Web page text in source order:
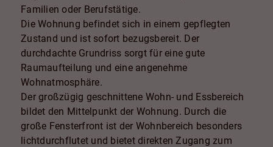
Familien oder Berufstätige.
Die Wohnung befindet sich in einem gepflegten
Zustand und ist sofort bezugsbereit. Der
durchdachte Grundriss sorgt für eine gute
Raumaufteilung und eine angenehme
Wohnatmosphäre.
Der großzügig geschnittene Wohn- und Essbereich
bildet den Mittelpunkt der Wohnung. Durch die
große Fensterfront ist der Wohnbereich besonders
lichtdurchflutet und bietet direkten Zugang zum